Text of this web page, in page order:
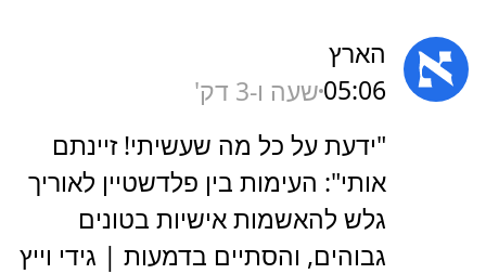
הארץ
05:06שעה ו-3 דק'
‏"ידעת על כל מה שעשיתי! זיינתם
אותי": העימות בין פלדשטיין לאוריך
גלש להאשמות אישיות בטונים
גבוהים, והסתיים בדמעות | גידי וייץ